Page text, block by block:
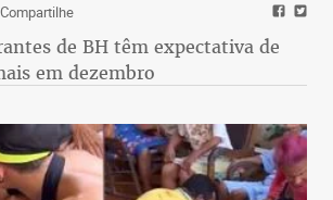
de BH têm expectativa de
em dezembro